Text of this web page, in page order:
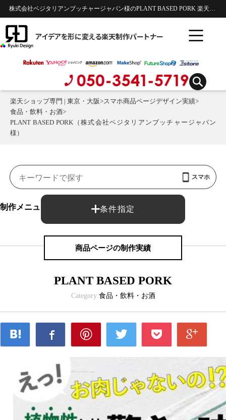
株式会社ベジタリアンブッチャージャパン様のPLANT BASED PORK 楽天市場スマホ商品ページのデザイン制作実績 | 食品・飲料・お酒
アイデアを形に変える楽天制作パートナー
楽天ショップ専門 | 東京・大阪>スマホ商品ページデザイン実績>
食品・飲料・お酒>
PLANT BASED PORK（株式会社ベジタリアンブッチャージャパン
様）
条件指定
スマホ
制作メニュー： 商品ページ
商品ページの制作実績
PLANT BASED PORK
Category:食品・飲料・お酒